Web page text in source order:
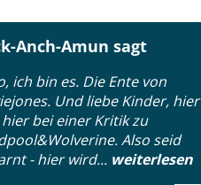
Anch-Amun sagt
ich bin es. Die Ente von
Und liebe Kinder, hier
bei einer Kritik zu
Also seid
- hier wird... weiterlesen